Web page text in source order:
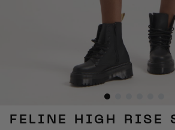
FELINE HIGH RISE